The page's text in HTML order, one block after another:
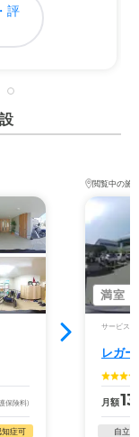
評
保険料)
知症可
閲覧中の施
満室
サービス付
レガ
月額
自立